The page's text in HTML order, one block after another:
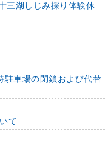
三湖しじみ採り体験休
駐車場の閉鎖および代替
て